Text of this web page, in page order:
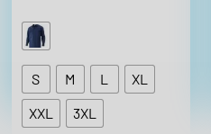
S M L
XL
XXL
3XL